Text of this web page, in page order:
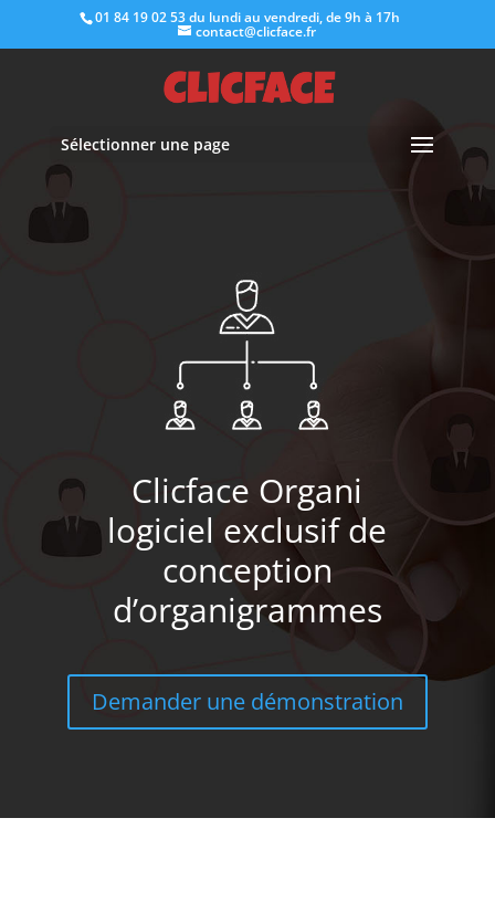
01 84 19 02 53du lundi au vendredi, de 9h à 17h
contact@clicface.fr
Sélectionner une page
Clicface Organi
logiciel exclusif de
conception
d’organigrammes
Demander une démonstration